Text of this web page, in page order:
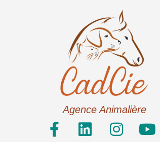
Agence Animalière